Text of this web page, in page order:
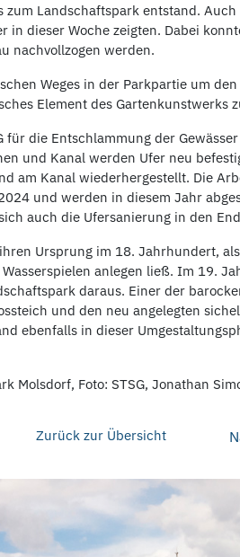
zum Landschaftspark entstand.
dieser Woche zeigten. Dabei
nachvollzogen werden.
Weges in der Parkpartie um
Element des Gartenkunstwerks
für die Entschlammung der
und Kanal werden Ufer neu
am Kanal wiederhergestellt. Die
und werden in diesem Jahr
auch die Ufersanierung in den
Ursprung im 18. Jahrhundert,
anlegen ließ. Im 19.
daraus. Einer der
und den neu angelegten
ebenfalls in dieser
Molsdorf, Foto: STSG, Jonathan
Zurück zur Übersicht